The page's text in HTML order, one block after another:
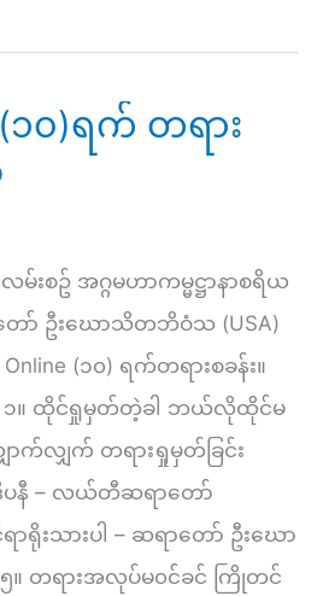
၀)ရက် တရား
လမ်းစဥ် အဂ္ဂမဟာကမ္မဋ္ဌာနာစရိယ
တော် ဦးဃောသိတဘိဝံသ (USA)
(၁၀) ရက်တရားစခန်း။
၁။ ထိုင်ရှုမှတ်တဲ့ခါ ဘယ်လိုထိုင်မ
ာက်လျှက် တရားရှုမှတ်ခြင်း
ဒီပနီ – လယ်တီဆရာတော်
ာရိုးသားပါ – ဆရာတော် ဦးဃော
တရားအလုပ်မ၀င်ခင် ကြိုတင်